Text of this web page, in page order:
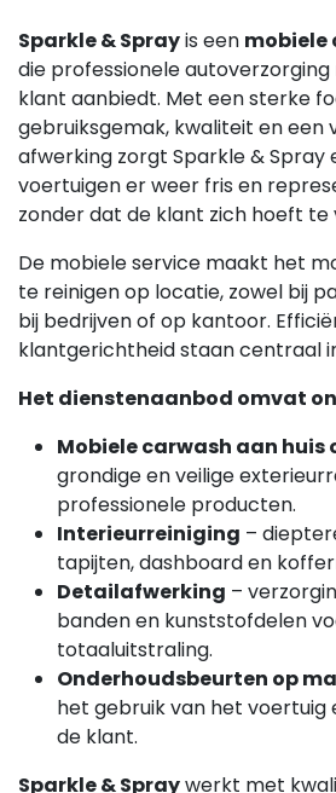
Sparkle & Sprayis een mobiele
die professionele
klant aanbiedt. Met een sterke
gebruiksgemak, kwaliteit en een
afwerking zorgt Sparkle & Spray
voertuigen er weer fris en
zonder dat de klant zich hoeft te
De mobiele service maakt het
te reinigen op locatie, zowel bij
bij bedrijven of op kantoor.
klantgerichtheid staan centraal
Het dienstenaanbod omvat
Mobiele carwash aan huis
grondige en veilige
professionele producten.
Interieurreiniging –
tapijten, dashboard en
Detailafwerking –
banden en kunststofdelen
totaaluitstraling.
Onderhoudsbeurten op
het gebruik van het voertuig
de klant.
Sparkle & Spraywerkt met